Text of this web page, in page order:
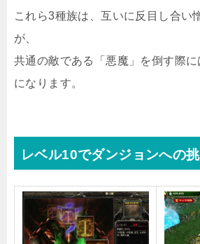
これら3種族は、互いに反目し合い
が、
共通の敵である「悪魔」を倒す際
になります。
レベル10でダンジョンへの